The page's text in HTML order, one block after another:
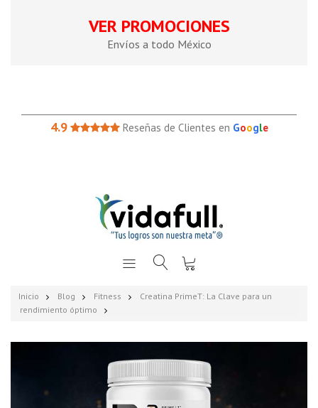
VER PROMOCIONES
Envíos a todo México
4.9 Reseñas de Clientes en Google
Inicio Blog Fitness
Creatina PrimeT: La Clave para un
rendimiento óptimo